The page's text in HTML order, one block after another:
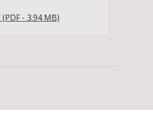
- 3.94 MB)